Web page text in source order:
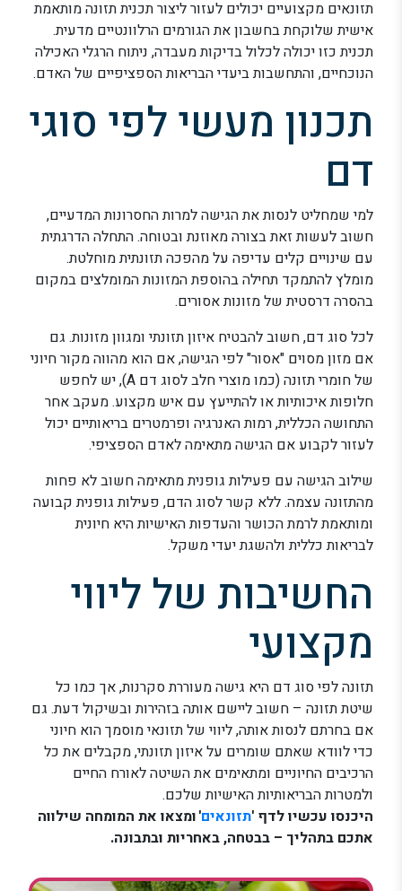
תזונאים מקצועיים יכולים לעזור ליצור תכנית תזונה מותאמת
אישית שלוקחת בחשבון את הגורמים הרלוונטיים מדעית.
תכנית כזו יכולה לכלול בדיקות מעבדה, ניתוח הרגלי האכילה
הנוכחיים, והתחשבות ביעדי הבריאות הספציפיים של האדם.
תכנון מעשי לפי סוגי
דם
למי שמחליט לנסות את הגישה למרות החסרונות המדעיים,
חשוב לעשות זאת בצורה מאוזנת ובטוחה. התחלה הדרגתית
עם שינויים קלים עדיפה על מהפכה תזונתית מוחלטת.
מומלץ להתמקד תחילה בהוספת המזונות המומלצים במקום
בהסרה דרסטית של מזונות אסורים.
לכל סוג דם, חשוב להבטיח איזון תזונתי ומגוון מזונות. גם
אם מזון מסוים "אסור" לפי הגישה, אם הוא מהווה מקור חיוני
של חומרי תזונה (כמו מוצרי חלב לסוג דם A), יש לחפש
חלופות איכותיות או להתייעץ עם איש מקצוע. מעקב אחר
התחושה הכללית, רמות האנרגיה ופרמטרים בריאותיים יכול
לעזור לקבוע אם הגישה מתאימה לאדם הספציפי.
שילוב הגישה עם פעילות גופנית מתאימה חשוב לא פחות
מהתזונה עצמה. ללא קשר לסוג הדם, פעילות גופנית קבועה
ומותאמת לרמת הכושר והעדפות האישיות היא חיונית
לבריאות כללית ולהשגת יעדי משקל.
החשיבות של ליווי
מקצועי
תזונה לפי סוג דם היא גישה מעוררת סקרנות, אך כמו כל
שיטת תזונה – חשוב ליישם אותה בזהירות ובשיקול דעת. גם
אם בחרתם לנסות אותה, ליווי של תזונאי מוסמך הוא חיוני
כדי לוודא שאתם שומרים על איזון תזונתי, מקבלים את כל
הרכיבים החיוניים ומתאימים את השיטה לאורח החיים
ולמטרות הבריאותיות האישיות שלכם.
היכנסו עכשיו לדף 'תזונאים' ומצאו את המומחה שילווה
אתכם בתהליך – בבטחה, באחריות ובתבונה.